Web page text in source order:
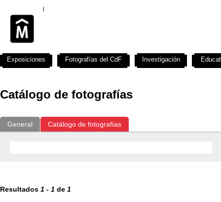
Catálogo de fotografías
General Catálogo de fotografías
Resultados 1 - 1 de 1
Exposiciones Fotografías del CdF Investigación